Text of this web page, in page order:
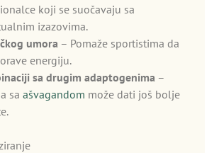
koji se suočavaju sa
izazovima.
umora – Pomaže sportistima da
energiju.
sa drugim adaptogenima –
sa ašvagandom može dati još bolje